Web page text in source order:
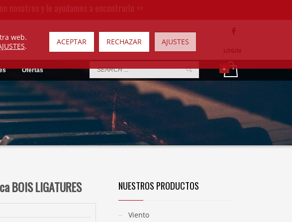
LOGIN
Ofertas
BOIS LIGATURES NUESTROS PRODUCTOS
Viento
nosotros y le ayudamos a encontrarlo >>
web.
. ACEPTAR RECHAZAR AJUSTES